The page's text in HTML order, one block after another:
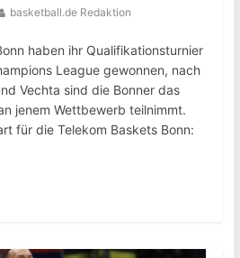
basketball.de Redaktion
haben ihr Qualifikationsturnier
League gewonnen, nach
Vechta sind die Bonner das
jenem Wettbewerb teilnimmt.
für die Telekom Baskets Bonn: